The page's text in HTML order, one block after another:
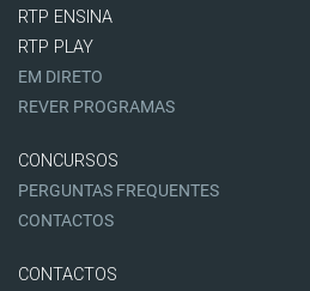
RTP ENSINA
RTP PLAY
EM DIRETO
REVER PROGRAMAS
CONCURSOS
PERGUNTAS FREQUENTES
CONTACTOS
CONTACTOS